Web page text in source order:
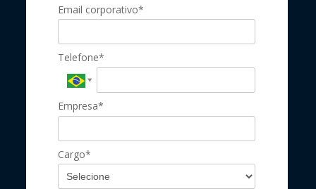
Email corporativo*
Telefone*
Empresa*
Cargo*